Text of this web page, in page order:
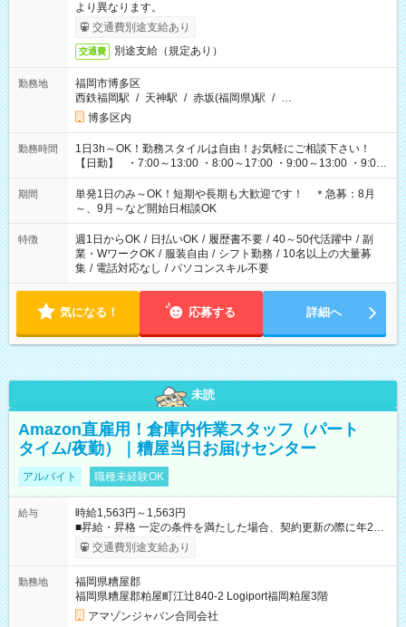
より異なります。
交通費別途支給あり
交通費 別途支給（規定あり）
勤務地
福岡市博多区
西鉄福岡駅 / 天神駅 / 赤坂(福岡県)駅 / …
博多区内
勤務時間
1日3h～OK！勤務スタイルは自由！お気軽にご相談下さい！
【日勤】 ・7:00～13:00 ・8:00～17:00 ・9:00～13:00 ・9:00
～18:00 ・10:00～19:00 ・13:00～18:00 ・15:00～20:00 ・
16:00～19:00 【夜勤】 ・17:00～21:00 ・18:00～23:00 ・
21:00～翌6:00 ・23:00～翌8:00 など（他時間多数あり！）
期間
単発1日のみ～OK！短期や長期も大歓迎です！ ＊急募：8月
～、9月～など開始日相談OK
特徴 週1日からOK / 日払いOK / 履歴書不要 / 40～50代活躍中 / 副
業・WワークOK / 服装自由 / シフト勤務 / 10名以上の大量募
集 / 電話対応なし / パソコンスキル不要
気になる！ 応募する 詳細へ
未読
Amazon直雇用！倉庫内作業スタッフ（パート
タイム/夜勤）｜糟屋当日お届けセンター
アルバイト 職種未経験OK
給与
時給1,563円～1,563円
■昇給・昇格 一定の条件を満たした場合、契約更新の際に年2回
まで昇給の機会があります。 ■正社員登用制度あり ※月末締/翌
月25日支払い ※時間外手当、別途支給 ※深夜割増賃金 (22:00～
☆Amazon直雇用で安定して働けます！ 【試用期間】試用期間
あり 試用期間の長さ：1週間 雇用形態、給与は本採用時と同じ
です。
交通費別途支給あり
勤務地
福岡県糟屋郡
福岡県糟屋郡粕屋町江辻840-2 Logiport福岡粕屋3階
アマゾンジャパン合同会社